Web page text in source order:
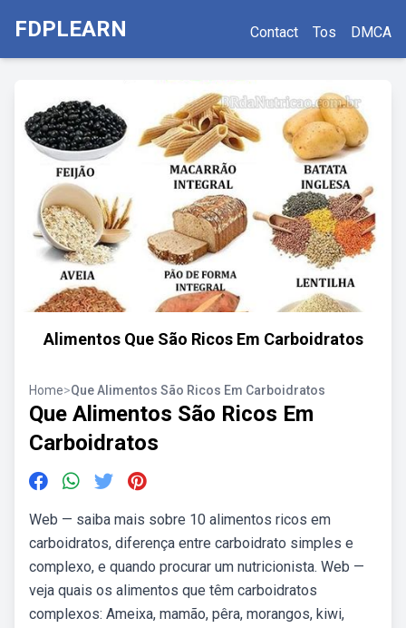
FDPLEARN Contact Tos DMCA
Alimentos Que São Ricos Em Carboidratos
Home>Que Alimentos São Ricos Em Carboidratos
Que Alimentos São Ricos Em
Carboidratos
Web — saiba mais sobre 10 alimentos ricos em
carboidratos, diferença entre carboidrato simples e
complexo, e quando procurar um nutricionista. Web —
veja quais os alimentos que têm carboidratos
complexos: Ameixa, mamão, pêra, morangos, kiwi,